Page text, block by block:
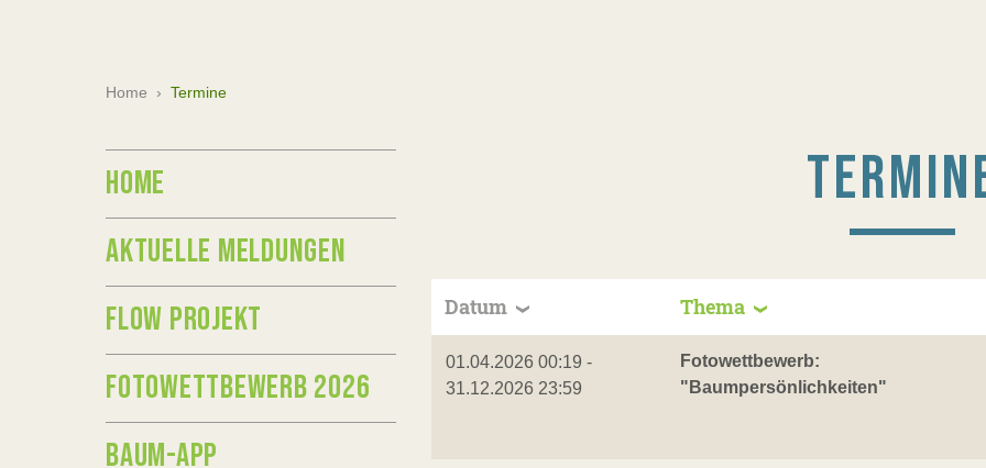
Home › Termine
Datum Thema
01.04.2026 00:19 -
31.12.2026 23:59
Fotowettbewerb:
"Baumpersönlichkeiten"
HOME
AKTUELLE MELDUNGEN
FLOW PROJEKT
FOTOWETTBEWERB 2026
BAUM-APP